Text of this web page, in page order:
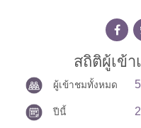
สถิติผู้เข้
ผู้เข้าชมทั้งหมด
ปีนี้